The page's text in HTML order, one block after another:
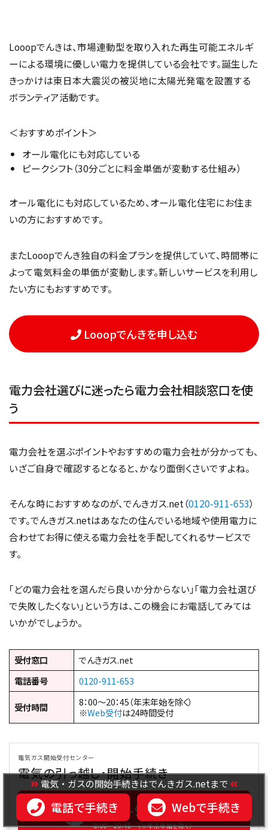
Looopでんきは、市場連動型を取り入れた再生可能エネルギ
ーによる環境に優しい電力を提供している会社です。誕生した
きっかけは東日本大震災の被災地に太陽光発電を設置する
ボランティア活動です。
＜おすすめポイント＞
オール電化にも対応している
ピークシフト（30分ごとに料金単価が変動する仕組み）
オール電化にも対応しているため、オール電化住宅にお住ま
いの方におすすめです。
またLooopでんき独自の料金プランを提供していて、時間帯に
よって電気料金の単価が変動します。新しいサービスを利用し
たい方にもおすすめです。
Looopでんきを申し込む
電力会社選びに迷ったら電力会社相談窓口を使
う
電力会社を選ぶポイントやおすすめの電力会社が分かっても、
いざご自身で確認するとなると、かなり面倒くさいですよね。
そんな時におすすめなのが、でんきガス.net（0120-911-653）
です。でんきガス.netはあなたの住んでいる地域や使用電力に
合わせてお得に使える電力会社を手配してくれるサービスで
す。
「どの電力会社を選んだら良いか分からない」「電力会社選び
で失敗したくない」という方は、この機会にお電話してみては
いかがでしょうか。
受付窓口
でんきガス.net
電話番号
0120-911-653
受付時間
8：00～20：45（年末年始を除く）
※Web受付は24時間受付
電気ガス開始受付センター
電気の引っ越し・開始手続き
0120-911-653
8:00〜20:45 （※年末年始を除く）
電気・ガスの開始手続きはでんきガス.netまで
電話で手続き Webで手続き